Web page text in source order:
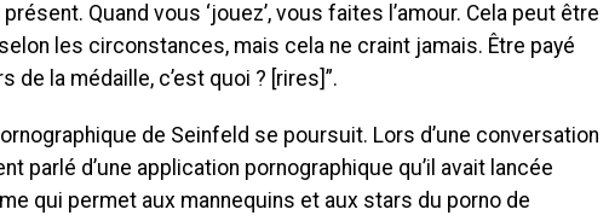
Quand vous ‘jouez’, vous faites l’amour. Cela peut être
les circonstances, mais cela ne craint jamais. Être payé
de la médaille, c’est quoi ? [rires]”.
de Seinfeld se poursuit. Lors d’une conversation
parlé d’une application pornographique qu’il avait lancée
qui permet aux mannequins et aux stars du porno de